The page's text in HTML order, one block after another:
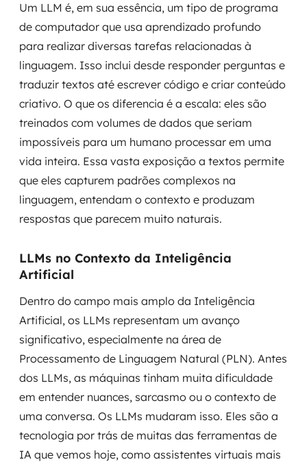
Um LLM é, em sua essência, um tipo de programa
de computador que usa aprendizado profundo
para realizar diversas tarefas relacionadas à
linguagem. Isso inclui desde responder perguntas e
traduzir textos até escrever código e criar conteúdo
criativo. O que os diferencia é a escala: eles são
treinados com volumes de dados que seriam
impossíveis para um humano processar em uma
vida inteira. Essa vasta exposição a textos permite
que eles capturem padrões complexos na
linguagem, entendam o contexto e produzam
respostas que parecem muito naturais.
LLMs no Contexto da Inteligência
Artificial
Dentro do campo mais amplo da Inteligência
Artificial, os LLMs representam um avanço
significativo, especialmente na área de
Processamento de Linguagem Natural (PLN). Antes
dos LLMs, as máquinas tinham muita dificuldade
em entender nuances, sarcasmo ou o contexto de
uma conversa. Os LLMs mudaram isso. Eles são a
tecnologia por trás de muitas das ferramentas de
IA que vemos hoje, como assistentes virtuais mais